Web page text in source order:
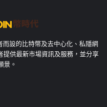
設的比特幣及去中心化、私隱網
供最新市場資訊及服務，並分享
景。